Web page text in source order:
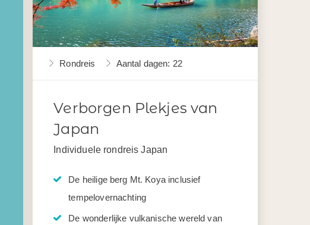
Rondreis Aantal dagen: 22
Verborgen Plekjes van
Japan
Individuele rondreis Japan
De heilige berg Mt. Koya inclusief
tempelovernachting
De wonderlijke vulkanische wereld van